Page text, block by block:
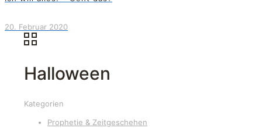
20. Februar 2020
Halloween
Kategorien
Prophetie & Zeitgeschehen